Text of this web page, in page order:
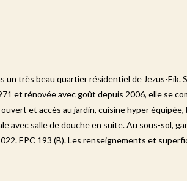
un très beau quartier résidentiel de Jezus-Eik.
et rénovée avec goût depuis 2006, elle se
et accès au jardin, cuisine hyper
avec salle de douche en suite. Au sous-sol,
EPC 193 (B). Les renseignements et